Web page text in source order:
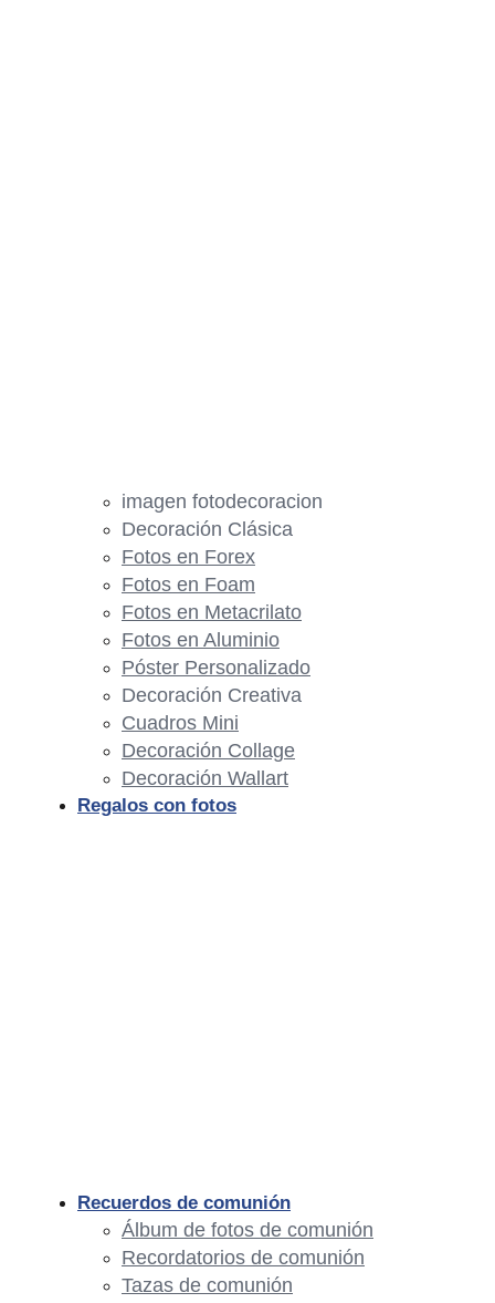
imagen fotodecoracion
Decoración Clásica
Fotos en Forex
Fotos en Foam
Fotos en Metacrilato
Fotos en Aluminio
Póster Personalizado
Decoración Creativa
Cuadros Mini
Decoración Collage
Decoración Wallart
Regalos con fotos
Recuerdos de comunión
Álbum de fotos de comunión
Recordatorios de comunión
Tazas de comunión